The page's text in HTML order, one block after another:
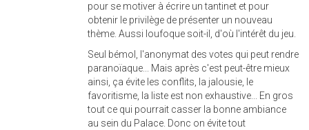
pour se motiver à écrire un tantinet et pour
obtenir le privilège de présenter un nouveau
thème. Aussi loufoque soit-il, d'où l'intérêt du jeu.
Seul bémol, l'anonymat des votes qui peut rendre
paranoïaque... Mais après c'est peut-être mieux
ainsi, ça évite les conflits, la jalousie, le
favoritisme, la liste est non exhaustive... En gros
tout ce qui pourrait casser la bonne ambiance
au sein du Palace. Donc on évite tout